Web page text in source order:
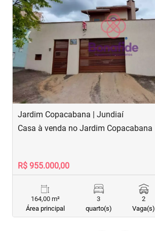
‹Previous
Jardim Copacabana | Jundiaí
Casa à venda no Jardim Copacabana
R$ 955.000,00
164,00 m²
Área principal
3
quarto(s)
2
Vaga(s)